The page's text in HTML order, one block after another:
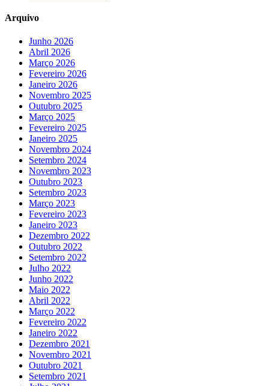
Arquivo
Junho 2026
Abril 2026
Março 2026
Fevereiro 2026
Janeiro 2026
Novembro 2025
Outubro 2025
Março 2025
Fevereiro 2025
Janeiro 2025
Novembro 2024
Setembro 2024
Novembro 2023
Outubro 2023
Setembro 2023
Março 2023
Fevereiro 2023
Janeiro 2023
Dezembro 2022
Outubro 2022
Setembro 2022
Julho 2022
Junho 2022
Maio 2022
Abril 2022
Março 2022
Fevereiro 2022
Janeiro 2022
Dezembro 2021
Novembro 2021
Outubro 2021
Setembro 2021